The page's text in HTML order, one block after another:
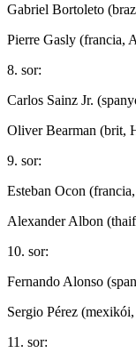
Gabriel Bortoleto
Pierre Gasly (francia,
8. sor:
Carlos Sainz Jr.
Oliver Bearman (brit,
9. sor:
Esteban Ocon
Alexander Albon
10. sor:
Fernando Alonso
Sergio Pérez
11. sor: